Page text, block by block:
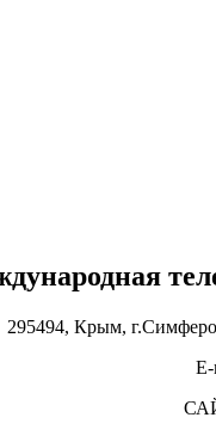
295494, Крым,
Е-